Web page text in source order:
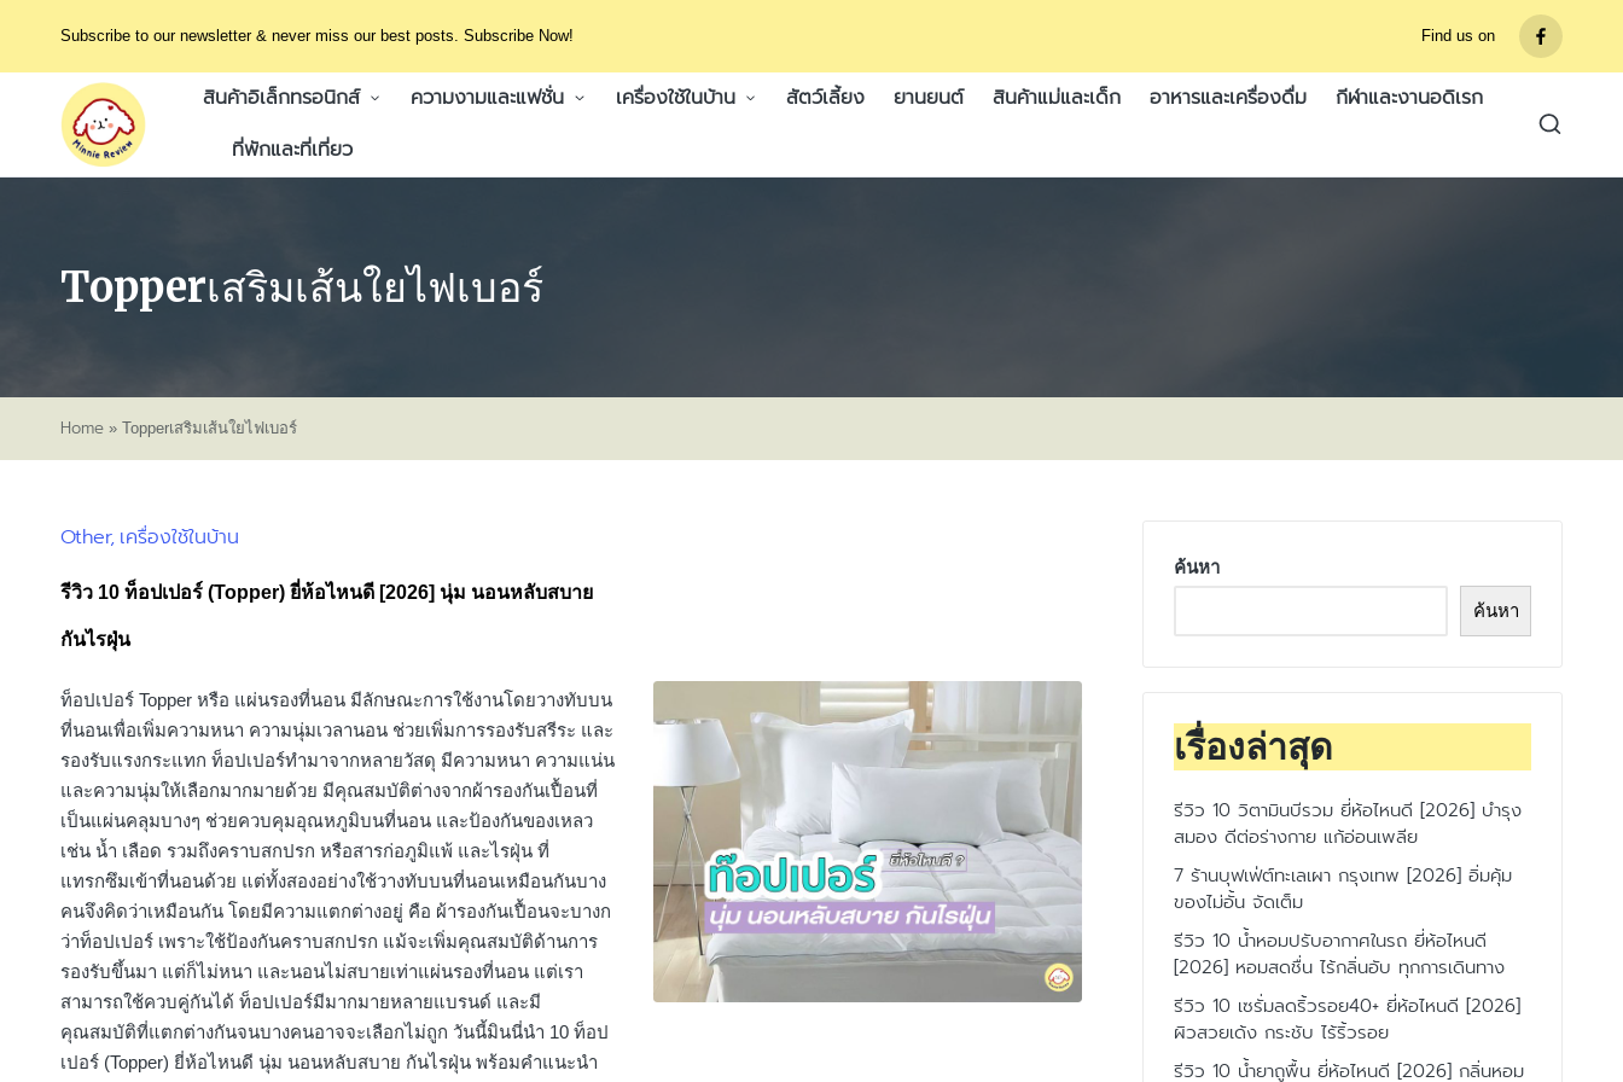
Subscribe to our newsletter & never miss our best posts. Subscribe Now! Find us on
รายการ
เมนู
สินค้าอิเล็กทรอนิกส์ ความงามและแฟชั่น เครื่องใช้ในบ้าน สัตว์เลี้ยง ยานยนต์ สินค้าแม่และเด็ก อาหารและเครื่องดื่ม
กีฬาและงานอดิเรก
ที่พักและที่เที่ยว
Topperเสริมเส้นใยไฟเบอร์
Home » Topperเสริมเส้นใยไฟเบอร์
Posted
Other เครื่องใช้ในบ้าน
รีวิว 10 ท็อปเปอร์ (Topper) ยี่ห้อไหนดี [2026] นุ่ม นอนหลับสบาย
กันไรฝุ่น
ท็อปเปอร์ Topper หรือ แผ่นรองที่นอน มีลักษณะการใช้งานโดยวางทับบน
ที่นอนเพื่อเพิ่มความหนา ความนุ่มเวลานอน ช่วยเพิ่มการรองรับสรีระ และ
รองรับแรงกระแทก ท็อปเปอร์ทำมาจากหลายวัสดุ มีความหนา ความแน่น
และความนุ่มให้เลือกมากมายด้วย มีคุณสมบัติต่างจากผ้ารองกันเปื้อนที่
เป็นแผ่นคลุมบางๆ ช่วยควบคุมอุณหภูมิบนที่นอน และป้องกันของเหลว
เช่น น้ำ เลือด รวมถึงคราบสกปรก หรือสารก่อภูมิแพ้ และไรฝุ่น ที่
แทรกซึมเข้าที่นอนด้วย แต่ทั้งสองอย่างใช้วางทับบนที่นอนเหมือนกันบาง
คนจึงคิดว่าเหมือนกัน โดยมีความแตกต่างอยู่ คือ ผ้ารองกันเปื้อนจะบางก
ว่าท็อปเปอร์ เพราะใช้ป้องกันคราบสกปรก แม้จะเพิ่มคุณสมบัติด้านการ
รองรับขึ้นมา แต่ก็ไม่หนา และนอนไม่สบายเท่าแผ่นรองที่นอน แต่เรา
สามารถใช้ควบคู่กันได้ ท็อปเปอร์มีมากมายหลายแบรนด์ และมี
คุณสมบัติที่แตกต่างกันจนบางคนอาจจะเลือกไม่ถูก วันนี้มินนี่นำ 10 ท็อป
เปอร์ (Topper) ยี่ห้อไหนดี นุ่ม นอนหลับสบาย กันไรฝุ่น พร้อมคำแนะนำ
ค้นหา
ค้นหา
เรื่องล่าสุด
รีวิว 10 วิตามินบีรวม ยี่ห้อไหนดี [2026] บำรุง
สมอง ดีต่อร่างกาย แก้อ่อนเพลีย
7 ร้านบุฟเฟ่ต์ทะเลเผา กรุงเทพ [2026] อิ่มคุ้ม
ของไม่อั้น จัดเต็ม
รีวิว 10 น้ำหอมปรับอากาศในรถ ยี่ห้อไหนดี
[2026] หอมสดชื่น ไร้กลิ่นอับ ทุกการเดินทาง
รีวิว 10 เซรั่มลดริ้วรอย40+ ยี่ห้อไหนดี [2026]
ผิวสวยเด้ง กระชับ ไร้ริ้วรอย
รีวิว 10 น้ำยาถูพื้น ยี่ห้อไหนดี [2026] กลิ่นหอม